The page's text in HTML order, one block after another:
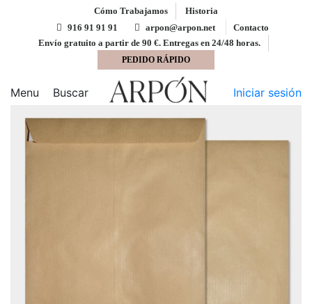
Cómo Trabajamos
Historia
916 91 91 91
arpon@arpon.net
Contacto
Envío gratuito a partir de 90 €. Entregas en 24/48 horas.
PEDIDO RÁPIDO
Menu Buscar Iniciar sesión
Bolsa 370x450 tira silicona kraft 90
gms